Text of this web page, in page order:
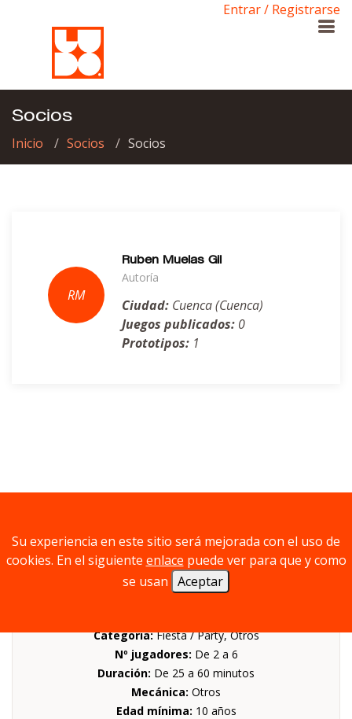
Entrar / Registrarse
Socios
Inicio Socios Socios
Ruben Muelas Gil
Autoría
Ciudad: Cuenca (Cuenca)
Juegos publicados: 0
Prototipos: 1
Categoria:Fiesta / Party, Otros
Nº jugadores: De 2 a 6
Duración: De 25 a 60 minutos
Mecánica: Otros
Edad mínima: 10 años
Su experiencia en este sitio será mejorada con el uso de
cookies. En el siguiente enlace puede ver para que y como
se usan Aceptar